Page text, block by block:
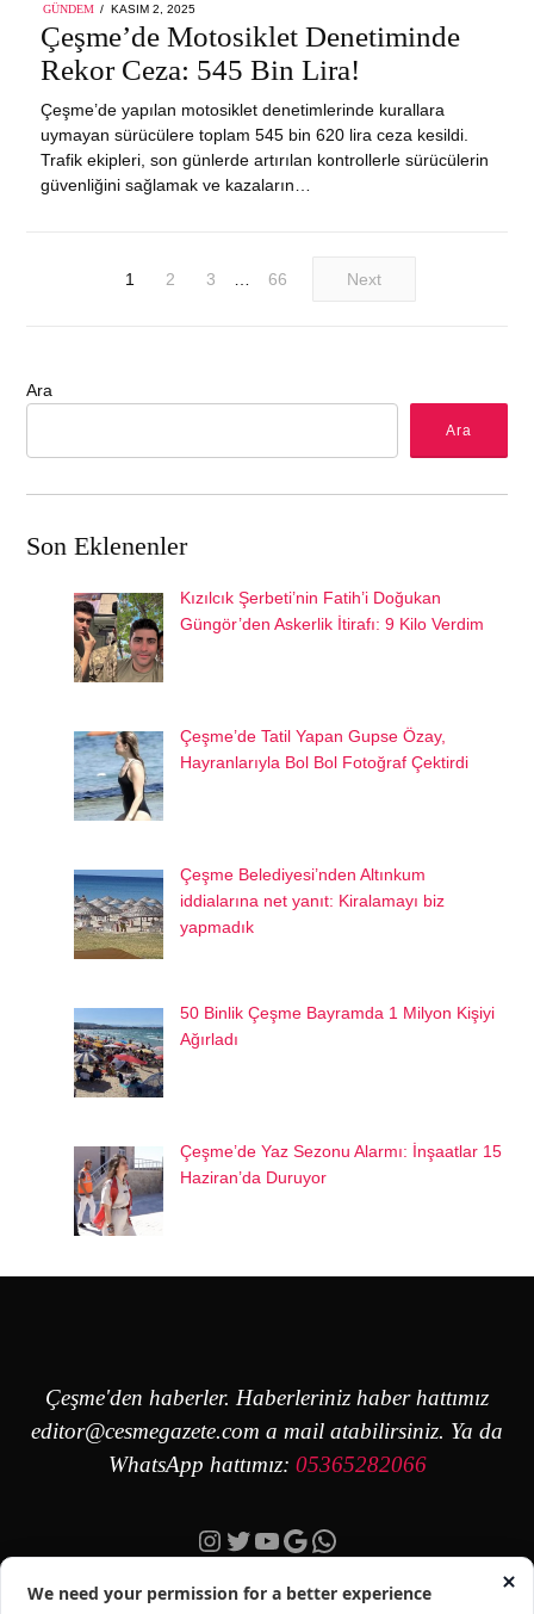
GÜNDEM
POSTED
ON
KASIM 2, 2025
Çeşme’de Motosiklet Denetiminde
Rekor Ceza: 545 Bin Lira!
Çeşme’de yapılan motosiklet denetimlerinde kurallara
uymayan sürücülere toplam 545 bin 620 lira ceza kesildi.
Trafik ekipleri, son günlerde artırılan kontrollerle sürücülerin
güvenliğini sağlamak ve kazaların…
1 2 3 66 Next
Ara
Ara
Son Eklenenler
Kızılcık Şerbeti’nin Fatih’i Doğukan
Güngör’den Askerlik İtirafı: 9 Kilo Verdim
Çeşme’de Tatil Yapan Gupse Özay,
Hayranlarıyla Bol Bol Fotoğraf Çektirdi
Çeşme Belediyesi’nden Altınkum
iddialarına net yanıt: Kiralamayı biz
yapmadık
50 Binlik Çeşme Bayramda 1 Milyon Kişiyi
Ağırladı
Çeşme’de Yaz Sezonu Alarmı: İnşaatlar 15
Haziran’da Duruyor
Çeşme'den haberler. Haberleriniz haber hattımız
editor@cesmegazete.com a mail atabilirsiniz. Ya da
WhatsApp hattımız: 05365282066
Instagram
Twitter
YouTube
Google
https://wa.me/